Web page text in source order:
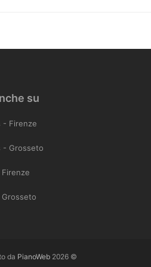
su
- Firenze
- Grosseto
da PianoWeb2026 ©